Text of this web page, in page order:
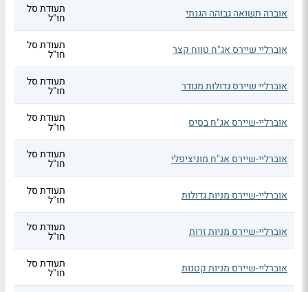
אוברה תשואה גבוהה הגנתי תעודת סל
חו"ל
אוברליי שיירס אג"ח טווח קצר תעודת סל
חו"ל
אוברליי שיירס גדולות מגודר תעודת סל
חו"ל
אוברליי-שיירס אג"ח בסיס תעודת סל
חו"ל
אוברליי-שיירס אג"ח מוניציפלי תעודת סל
חו"ל
אוברליי-שיירס מניות גדולות תעודת סל
חו"ל
אוברליי-שיירס מניות זרות תעודת סל
חו"ל
אוברליי-שיירס מניות קטנות תעודת סל
חו"ל